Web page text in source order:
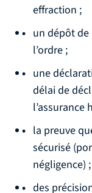
effraction ;
un dépôt
l’ordre ;
une
délai de
la preuve
sécurisé
négligence) ;
des